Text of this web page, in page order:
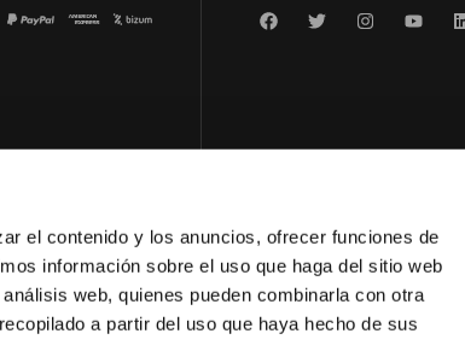
el contenido y los anuncios, ofrecer funciones de
información sobre el uso que haga del sitio web
web, quienes pueden combinarla con otra
a partir del uso que haya hecho de sus
© 2023 Conservas Serrats